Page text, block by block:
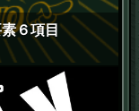
６項目